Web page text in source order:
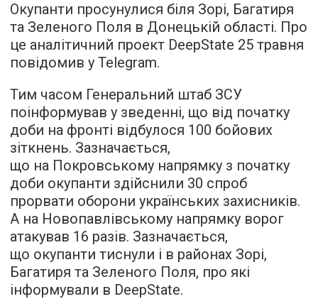
Окупанти просунулися біля Зорі, Багатиря
та Зеленого Поля в Донецькій області. Про
це аналітичний проект DeepState 25 травня
повідомив у Telegram.
Тим часом Генеральний штаб ЗСУ
поінформував у зведенні, що від початку
доби на фронті відбулося 100 бойових
зіткнень. Зазначається,
що на Покровському напрямку з початку
доби окупанти здійснили 30 спроб
прорвати оборони українських захисників.
А на Новопавлівському напрямку ворог
атакував 16 разів. Зазначається,
що окупанти тиснули і в районах Зорі,
Багатиря та Зеленого Поля, про які
інформували в DeepState.